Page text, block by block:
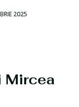
2025
Mircea